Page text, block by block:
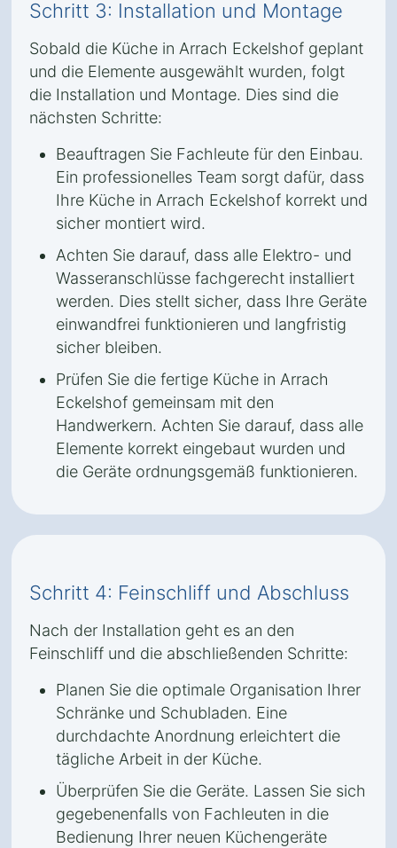
Schritt 3: Installation und Montage
Sobald die Küche in Arrach Eckelshof geplant
und die Elemente ausgewählt wurden, folgt
die Installation und Montage. Dies sind die
nächsten Schritte:
Beauftragen Sie Fachleute für den Einbau.
Ein professionelles Team sorgt dafür, dass
Ihre Küche in Arrach Eckelshof korrekt und
sicher montiert wird.
Achten Sie darauf, dass alle Elektro- und
Wasseranschlüsse fachgerecht installiert
werden. Dies stellt sicher, dass Ihre Geräte
einwandfrei funktionieren und langfristig
sicher bleiben.
Prüfen Sie die fertige Küche in Arrach
Eckelshof gemeinsam mit den
Handwerkern. Achten Sie darauf, dass alle
Elemente korrekt eingebaut wurden und
die Geräte ordnungsgemäß funktionieren.
Schritt 4: Feinschliff und Abschluss
Nach der Installation geht es an den
Feinschliff und die abschließenden Schritte:
Planen Sie die optimale Organisation Ihrer
Schränke und Schubladen. Eine
durchdachte Anordnung erleichtert die
tägliche Arbeit in der Küche.
Überprüfen Sie die Geräte. Lassen Sie sich
gegebenenfalls von Fachleuten in die
Bedienung Ihrer neuen Küchengeräte